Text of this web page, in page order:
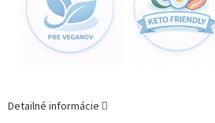
Detailné informácie